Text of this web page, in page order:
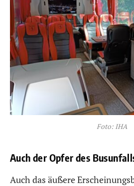
Foto: IHA
Auch der Opfer des
Auch das äußere